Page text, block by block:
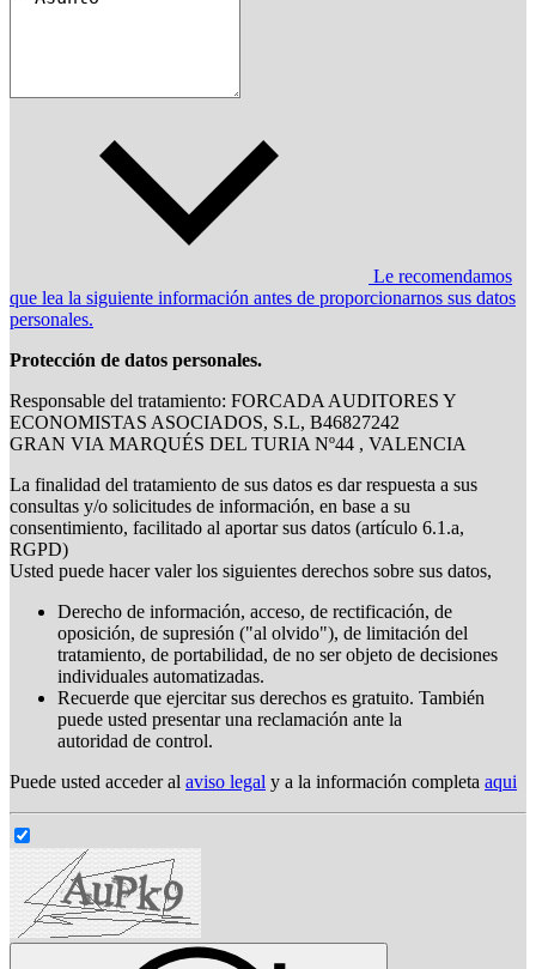
Le recomendamos
que lea la siguiente información antes de proporcionarnos sus datos
personales.
Protección de datos personales.
Responsable del tratamiento: FORCADA AUDITORES Y
ECONOMISTAS ASOCIADOS, S.L, B46827242
GRAN VIA MARQUÉS DEL TURIA Nº44 , VALENCIA
La finalidad del tratamiento de sus datos es dar respuesta a sus
consultas y/o solicitudes de información, en base a su
consentimiento, facilitado al aportar sus datos (artículo 6.1.a,
RGPD)
Usted puede hacer valer los siguientes derechos sobre sus datos,
Derecho de información, acceso, de rectificación, de
oposición, de supresión ("al olvido"), de limitación del
tratamiento, de portabilidad, de no ser objeto de decisiones
individuales automatizadas.
Recuerde que ejercitar sus derechos es gratuito. También
puede usted presentar una reclamación ante la
autoridad de control.
Puede usted acceder al aviso legal y a la información completa aqui